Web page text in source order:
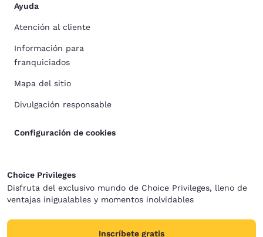
Ayuda
Atención al cliente
Información para
franquiciados
Mapa del sitio
Divulgación responsable
Configuración de cookies
Choice Privileges
Disfruta del exclusivo mundo de Choice Privileges, lleno de
ventajas inigualables y momentos inolvidables
Inscríbete gratis